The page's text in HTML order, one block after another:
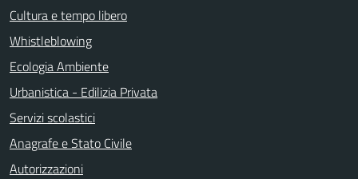
Cultura e tempo libero
Whistleblowing
Ecologia Ambiente
Urbanistica - Edilizia Privata
Servizi scolastici
Anagrafe e Stato Civile
Autorizzazioni